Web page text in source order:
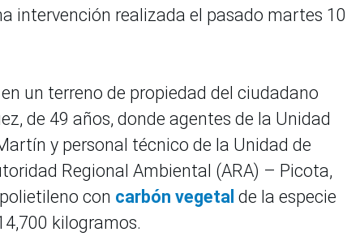
intervención realizada el pasado martes 10
un terreno de propiedad del ciudadano
de 49 años, donde agentes de la Unidad
y personal técnico de la Unidad de
Regional Ambiental (ARA) – Picota,
con carbón vegetal de la especie
kilogramos.